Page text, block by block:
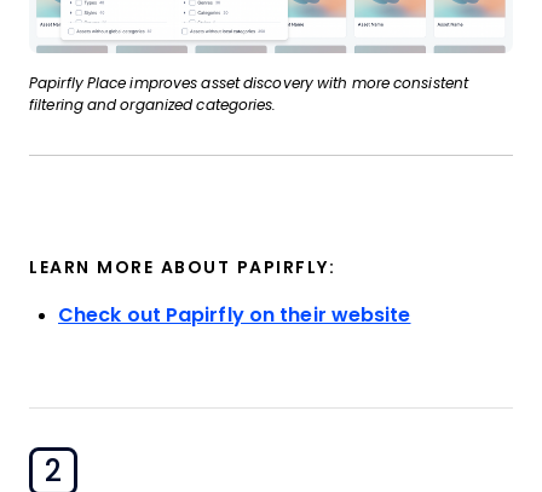
Papirfly Place improves asset discovery with more consistent
filtering and organized categories.
LEARN MORE ABOUT PAPIRFLY:
Check out Papirfly on their website
2